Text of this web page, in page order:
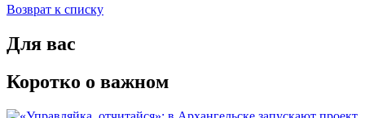
Возврат к списку
Для вас
Коротко о важном